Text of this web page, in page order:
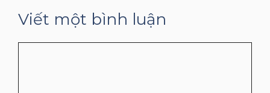
Viết một bình luận